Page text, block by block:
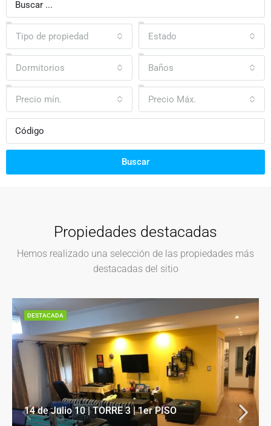
Tipo de propiedad Estado
Dormitorios Baños
Precio mín. Precio Máx.
Buscar
Propiedades destacadas
Hemos realizado una selección de las propiedades más
destacadas del sitio
14 de Julio 10 | TORRE 3 | 1er PISO
DESTACADA